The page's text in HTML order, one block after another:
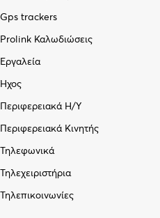
Gps trackers
Prolink Καλωδιώσεις
Εργαλεία
Ήχος
Περιφερειακά Η/Υ
Περιφερειακά Κινητής
Τηλεφωνικά
Τηλεχειριστήρια
Τηλεπικοινωνίες